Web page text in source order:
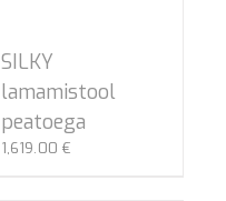
SILKY
lamamistool
peatoega
1,619.00 €